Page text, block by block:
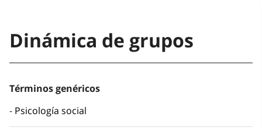
Dinámica de grupos
Términos genéricos
Psicología social